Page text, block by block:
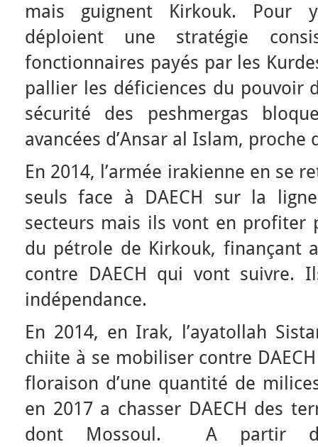
mais guignent Kirkouk. Pour
déploient une stratégie
fonctionnaires payés par les
pallier les déficiences du pouvoir
sécurité des peshmergas
avancées d’Ansar al Islam, proche
En 2014, l’armée irakienne en se
seuls face à DAECH sur la
secteurs mais ils vont en profiter
du pétrole de Kirkouk, finançant
contre DAECH qui vont suivre.
indépendance.
En 2014, en Irak, l’ayatollah
chiite à se mobiliser contre
floraison d’une quantité de
en 2017 a chasser DAECH des
dont Mossoul. A partir